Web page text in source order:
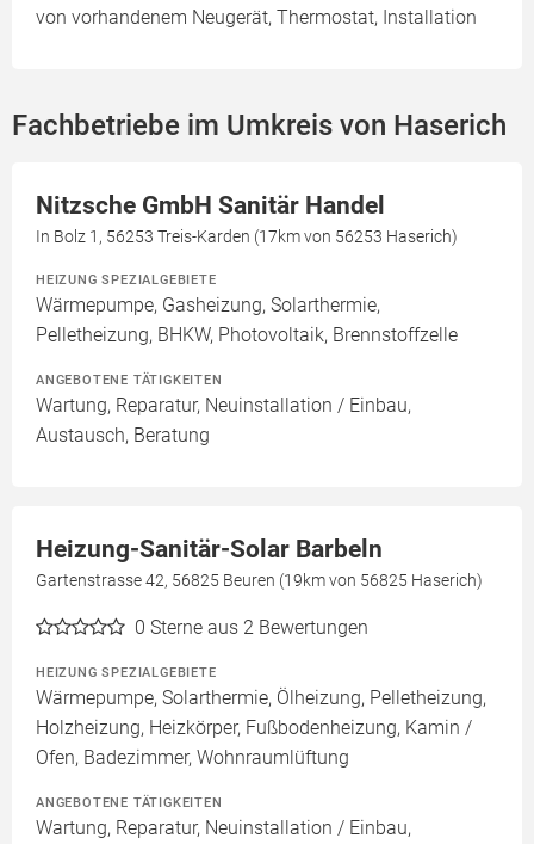
von vorhandenem Neugerät, Thermostat, Installation
Fachbetriebe im Umkreis von Haserich
Nitzsche GmbH Sanitär Handel
In Bolz 1, 56253 Treis-Karden (17km von 56253 Haserich)
HEIZUNG SPEZIALGEBIETE
Wärmepumpe, Gasheizung, Solarthermie,
Pelletheizung, BHKW, Photovoltaik, Brennstoffzelle
ANGEBOTENE TÄTIGKEITEN
Wartung, Reparatur, Neuinstallation / Einbau,
Austausch, Beratung
Heizung-Sanitär-Solar Barbeln
Gartenstrasse 42, 56825 Beuren (19km von 56825 Haserich)
0 Sterne aus 2 Bewertungen
HEIZUNG SPEZIALGEBIETE
Wärmepumpe, Solarthermie, Ölheizung, Pelletheizung,
Holzheizung, Heizkörper, Fußbodenheizung, Kamin /
Ofen, Badezimmer, Wohnraumlüftung
ANGEBOTENE TÄTIGKEITEN
Wartung, Reparatur, Neuinstallation / Einbau,